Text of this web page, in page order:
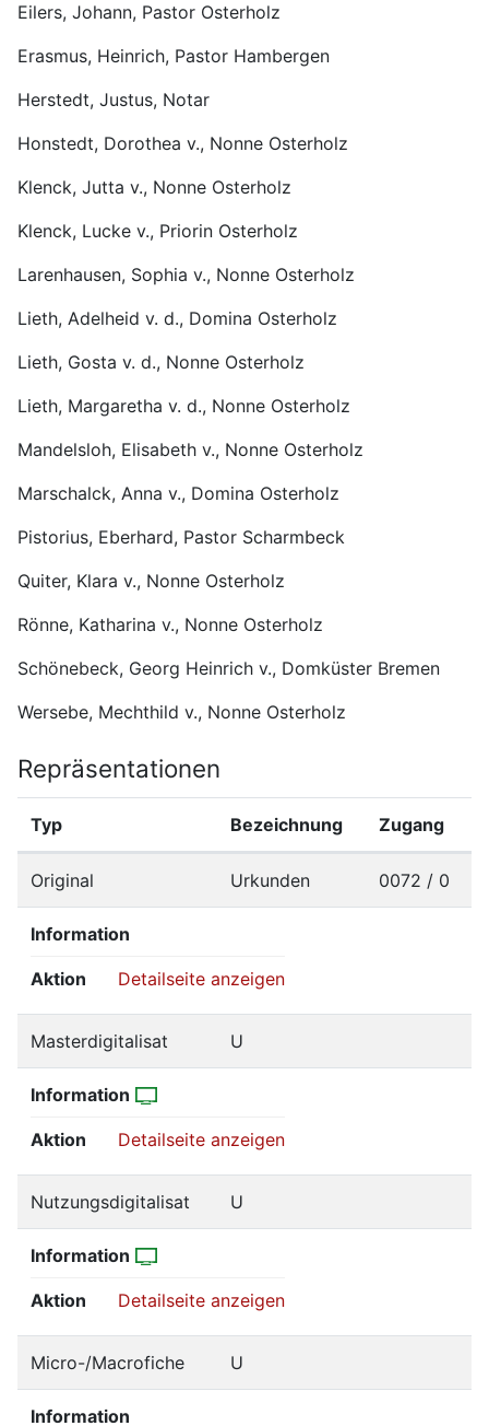
Eilers, Johann, Pastor Osterholz
Erasmus, Heinrich, Pastor Hambergen
Herstedt, Justus, Notar
Honstedt, Dorothea v., Nonne Osterholz
Klenck, Jutta v., Nonne Osterholz
Klenck, Lucke v., Priorin Osterholz
Larenhausen, Sophia v., Nonne Osterholz
Lieth, Adelheid v. d., Domina Osterholz
Lieth, Gosta v. d., Nonne Osterholz
Lieth, Margaretha v. d., Nonne Osterholz
Mandelsloh, Elisabeth v., Nonne Osterholz
Marschalck, Anna v., Domina Osterholz
Pistorius, Eberhard, Pastor Scharmbeck
Quiter, Klara v., Nonne Osterholz
Rönne, Katharina v., Nonne Osterholz
Schönebeck, Georg Heinrich v., Domküster Bremen
Wersebe, Mechthild v., Nonne Osterholz
Repräsentationen
Typ Bezeichnung Zugang
Original Urkunden 0072 / 0
Information
Aktion Detailseite anzeigen
Masterdigitalisat U
Information
Aktion Detailseite anzeigen
Nutzungsdigitalisat U
Information
Aktion Detailseite anzeigen
Micro-/Macrofiche U
Information